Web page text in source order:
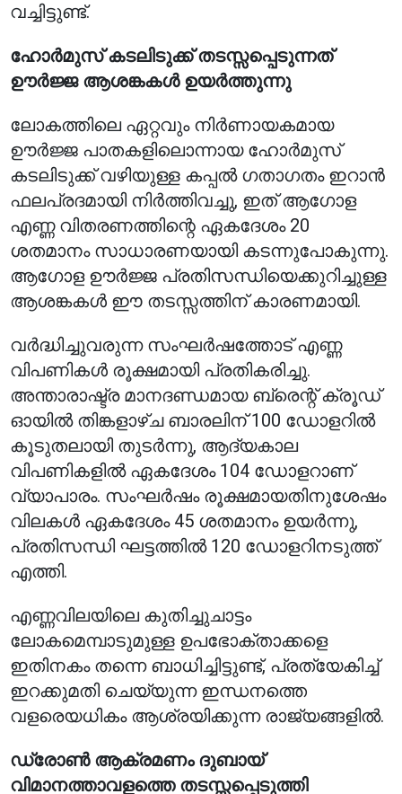
വച്ചിട്ടുണ്ട്.
ഹോർമുസ് കടലിടുക്ക് തടസ്സപ്പെടുന്നത്
ഊർജ്ജ ആശങ്കകൾ ഉയർത്തുന്നു
ലോകത്തിലെ ഏറ്റവും നിർണായകമായ
ഊർജ്ജ പാതകളിലൊന്നായ ഹോർമുസ്
കടലിടുക്ക് വഴിയുള്ള കപ്പൽ ഗതാഗതം ഇറാൻ
ഫലപ്രദമായി നിർത്തിവച്ചു, ഇത് ആഗോള
എണ്ണ വിതരണത്തിന്റെ ഏകദേശം 20
ശതമാനം സാധാരണയായി കടന്നുപോകുന്നു.
ആഗോള ഊർജ്ജ പ്രതിസന്ധിയെക്കുറിച്ചുള്ള
ആശങ്കകൾ ഈ തടസ്സത്തിന് കാരണമായി.
വർദ്ധിച്ചുവരുന്ന സംഘർഷത്തോട് എണ്ണ
വിപണികൾ രൂക്ഷമായി പ്രതികരിച്ചു.
അന്താരാഷ്ട്ര മാനദണ്ഡമായ ബ്രെന്റ് ക്രൂഡ്
ഓയിൽ തിങ്കളാഴ്ച ബാരലിന് 100 ഡോളറിൽ
കൂടുതലായി തുടർന്നു, ആദ്യകാല
വിപണികളിൽ ഏകദേശം 104 ഡോളറാണ്
വ്യാപാരം. സംഘർഷം രൂക്ഷമായതിനുശേഷം
വിലകൾ ഏകദേശം 45 ശതമാനം ഉയർന്നു,
പ്രതിസന്ധി ഘട്ടത്തിൽ 120 ഡോളറിനടുത്ത്
എത്തി.
എണ്ണവിലയിലെ കുതിച്ചുചാട്ടം
ലോകമെമ്പാടുമുള്ള ഉപഭോക്താക്കളെ
ഇതിനകം തന്നെ ബാധിച്ചിട്ടുണ്ട്, പ്രത്യേകിച്ച്
ഇറക്കുമതി ചെയ്യുന്ന ഇന്ധനത്തെ
വളരെയധികം ആശ്രയിക്കുന്ന രാജ്യങ്ങളിൽ.
ഡ്രോൺ ആക്രമണം ദുബായ്
വിമാനത്താവളത്തെ തടസ്സപ്പെടുത്തി